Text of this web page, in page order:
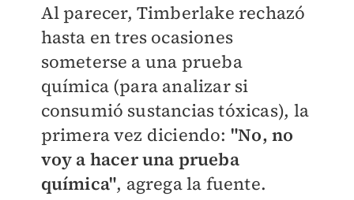
Al parecer, Timberlake rechazó
hasta en tres ocasiones
someterse a una prueba
química (para analizar si
consumió sustancias tóxicas), la
primera vez diciendo: "No, no
voy a hacer una prueba
química", agrega la fuente.